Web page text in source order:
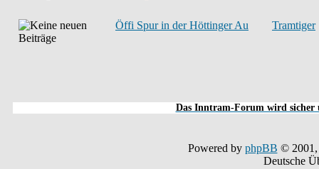
Öffi Spur in der Höttinger Au Tramtiger
Das Inntram-Forum wird sicher
Powered by phpBB © 2001,
Deutsche